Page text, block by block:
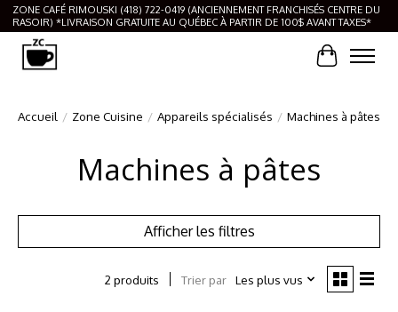
ZONE CAFÉ RIMOUSKI (418) 722-0419 (ANCIENNEMENT FRANCHISÉS CENTRE DU
RASOIR) *LIVRAISON GRATUITE AU QUÉBEC À PARTIR DE 100$ AVANT TAXES*
Panier
Accueil / Zone Cuisine / Appareils spécialisés / Machines à pâtes
Machines à pâtes
Afficher les filtres
2 produits Trier par Les plus vus